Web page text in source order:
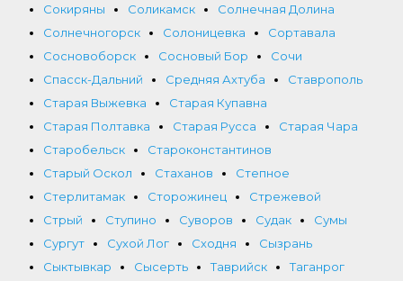
Сокиряны
Соликамск
Солнечная Долина
Солнечногорск
Солоницевка
Сортавала
Сосновоборск
Сосновый Бор
Сочи
Спасск-Дальний
Средняя Ахтуба
Ставрополь
Старая Выжевка
Старая Купавна
Старая Полтавка
Старая Русса
Старая Чара
Старобельск
Староконстантинов
Старый Оскол
Стаханов
Степное
Стерлитамак
Сторожинец
Стрежевой
Стрый
Ступино Суворов Судак
Сумы
Сургут
Сухой Лог Сходня
Сызрань
Сыктывкар
Сысерть Таврийск
Таганрог